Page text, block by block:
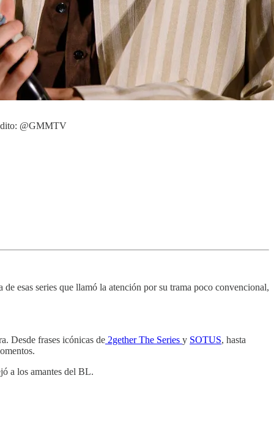
@GMMTV
esas series que llamó la atención por su trama poco convencional,
Desde frases icónicas de 2gether The Series y SOTUS, hasta
a los amantes del BL.